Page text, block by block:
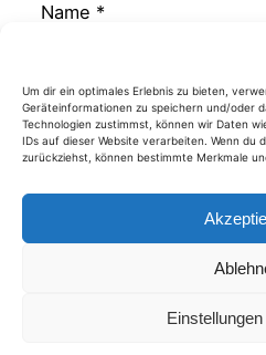
Um dir ein optimales Erlebnis zu bieten,
Geräteinformationen zu speichern und/oder
Technologien zustimmst, können wir Daten
IDs auf dieser Website verarbeiten. Wenn du
zurückziehst, können bestimmte Merkmale
Name *
E-Mail-Adresse*
Website